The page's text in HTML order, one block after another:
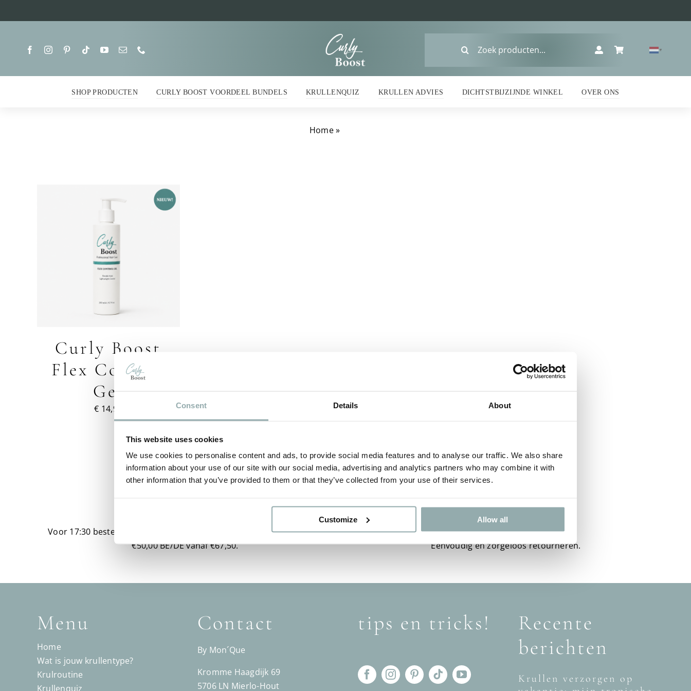
Consent Details About
This website uses cookies
We use cookies to personalise content and ads, to provide social media features and to analyse our traffic. We also share
information about your use of our site with our social media, advertising and analytics partners who may combine it with
other information that you’ve provided to them or that they’ve collected from your use of their services.
Customize Allow all
naar
Zoeken
naar:
▼
SHOP PRODUCTEN CURLY BOOST VOORDEEL BUNDELS KRULLENQUIZ KRULLEN ADVIES DICHTSTBIJZIJNDE WINKEL OVER ONS
Home»
Curly Boost
Flex Control
Gel
€ 14,95
Voor 17:30 besteld? Vandaag verzonden!
Gratis verzending: NL vanaf
€50,00 BE/DE vanaf €67,50.
Retouren
14 dagen bedenktijd.
Eenvoudig en zorgeloos retourneren.
Menu
Home
Wat is jouw krullentype?
Krulroutine
Krullenquiz
Contact
By Mon´Que
Kromme Haagdijk 69
5706 LN Mierlo-Hout
tips en tricks!
Recente
berichten
Krullen verzorgen op